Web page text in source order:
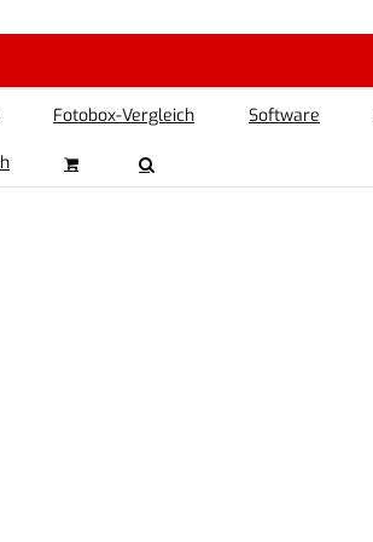
Fotobox-Vergleich Software